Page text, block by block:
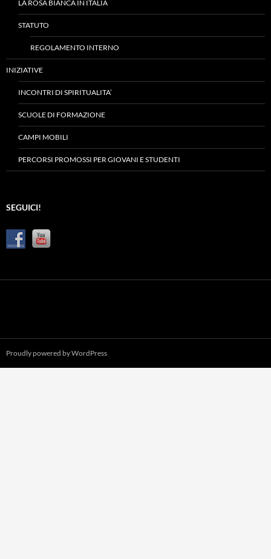
LA ROSA BIANCA IN ITALIA
STATUTO
REGOLAMENTO INTERNO
INIZIATIVE
INCONTRI DI SPIRITUALITA’
SCUOLE DI FORMAZIONE
CAMPI MOBILI
PERCORSI PROMOSSI PER GIOVANI E STUDENTI
SEGUICI!
Proudly powered by WordPress